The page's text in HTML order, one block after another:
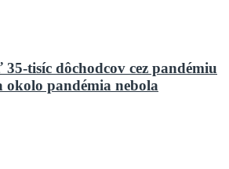
tisíc dôchodcov cez pandémiu
okolo pandémia nebola